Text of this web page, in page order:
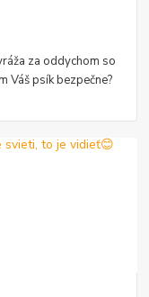
za oddychom so
Váš psík bezpečne?